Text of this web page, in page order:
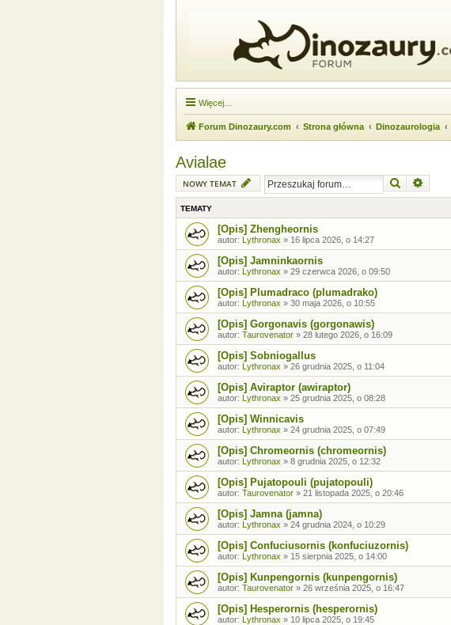
Więcej…
Forum Dinozaury.com Strona główna Dinozaurologia
Avialae
NOWY TEMAT Szukaj
TEMATY
[Opis] Zhengheornis
autor: Lythronax » 16 lipca 2026, o 14:27
[Opis] Jamninkaornis
autor: Lythronax » 29 czerwca 2026, o 09:50
[Opis] Plumadraco (plumadrako)
autor: Lythronax » 30 maja 2026, o 10:55
[Opis] Gorgonavis (gorgonawis)
autor: Taurovenator » 28 lutego 2026, o 16:09
[Opis] Sobniogallus
autor: Lythronax » 26 grudnia 2025, o 11:04
[Opis] Aviraptor (awiraptor)
autor: Lythronax » 25 grudnia 2025, o 08:28
[Opis] Winnicavis
autor: Lythronax » 24 grudnia 2025, o 07:49
[Opis] Chromeornis (chromeornis)
autor: Lythronax » 8 grudnia 2025, o 12:32
[Opis] Pujatopouli (pujatopouli)
autor: Taurovenator » 21 listopada 2025, o 20:46
[Opis] Jamna (jamna)
autor: Lythronax » 24 grudnia 2024, o 10:29
[Opis] Confuciusornis (konfuciuzornis)
autor: Lythronax » 15 sierpnia 2025, o 14:00
[Opis] Kunpengornis (kunpengornis)
autor: Taurovenator » 26 września 2025, o 16:47
[Opis] Hesperornis (hesperornis)
autor: Lythronax » 10 lipca 2025, o 19:45